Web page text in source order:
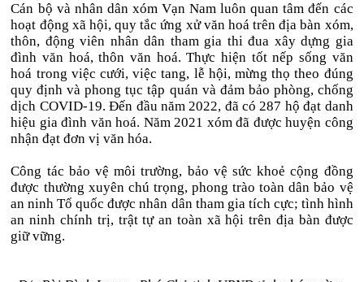
Cán bộ và nhân dân xóm Vạn Nam luôn quan tâm đến các
hoạt động xã hội, quy tắc ứng xử văn hoá trên địa bàn xóm,
thôn, động viên nhân dân tham gia thi đua xây dựng gia
đình văn hoá, thôn văn hoá. Thực hiện tốt nếp sống văn
hoá trong việc cưới, việc tang, lễ hội, mừng thọ theo đúng
quy định và phong tục tập quán và đảm bảo phòng, chống
dịch COVID-19. Đến đầu năm 2022, đã có 287 hộ đạt danh
hiệu gia đình văn hoá. Năm 2021 xóm đã được huyện công
nhận đạt đơn vị văn hóa.
Công tác bảo vệ môi trường, bảo vệ sức khoẻ cộng đồng
được thường xuyên chú trọng, phong trào toàn dân bảo vệ
an ninh Tổ quốc được nhân dân tham gia tích cực; tình hình
an ninh chính trị, trật tự an toàn xã hội trên địa bàn được
giữ vững.